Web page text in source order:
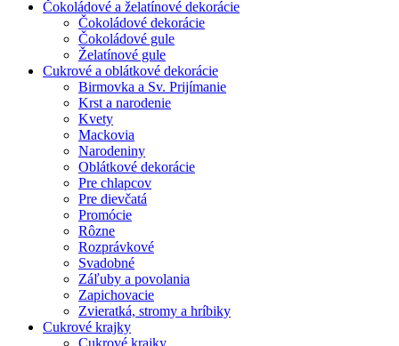
Čokoládové a želatínové dekorácie
Čokoládové dekorácie
Čokoládové gule
Želatínové gule
Cukrové a oblátkové dekorácie
Birmovka a Sv. Prijímanie
Krst a narodenie
Kvety
Mackovia
Narodeniny
Oblátkové dekorácie
Pre chlapcov
Pre dievčatá
Promócie
Rôzne
Rozprávkové
Svadobné
Záľuby a povolania
Zapichovacie
Zvieratká, stromy a hríbiky
Cukrové krajky
Cukrové krajky